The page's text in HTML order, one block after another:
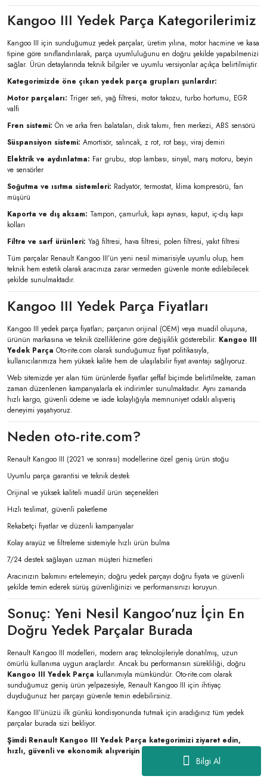
Bilgi Al
Kangoo III Yedek Parça Kategorilerimiz
Kangoo III için sunduğumuz yedek parçalar, üretim yılına, motor hacmine ve kasa
tipine göre sınıflandırılarak, parça uyumluluğunu en doğru şekilde yapabilmenizi
sağlar. Ürün detaylarında teknik bilgiler ve uyumlu versiyonlar açıkça belirtilmiştir.
Kategorimizde öne çıkan yedek parça grupları şunlardır:
Motor parçaları: Triger seti, yağ filtresi, motor takozu, turbo hortumu, EGR
valfi
Fren sistemi: Ön ve arka fren balataları, disk takımı, fren merkezi, ABS sensörü
Süspansiyon sistemi: Amortisör, salıncak, z rot, rot başı, viraj demiri
Elektrik ve aydınlatma: Far grubu, stop lambası, sinyal, marş motoru, beyin
ve sensörler
Soğutma ve ısıtma sistemleri: Radyatör, termostat, klima kompresörü, fan
müşürü
Kaporta ve dış aksam: Tampon, çamurluk, kapı aynası, kaput, iç-dış kapı
kolları
Filtre ve sarf ürünleri: Yağ filtresi, hava filtresi, polen filtresi, yakıt filtresi
Tüm parçalar Renault Kangoo III’ün yeni nesil mimarisiyle uyumlu olup, hem
teknik hem estetik olarak aracınıza zarar vermeden güvenle monte edilebilecek
şekilde sunulmaktadır.
Kangoo III Yedek Parça Fiyatları
Kangoo III yedek parça fiyatları; parçanın orijinal (OEM) veya muadil oluşuna,
ürünün markasına ve teknik özelliklerine göre değişiklik gösterebilir. Kangoo III
Yedek Parça Oto-rite.com olarak sunduğumuz fiyat politikasıyla,
kullanıcılarımıza hem yüksek kalite hem de ulaşılabilir fiyat avantajı sağlıyoruz.
Web sitemizde yer alan tüm ürünlerde fiyatlar şeffaf biçimde belirtilmekte, zaman
zaman düzenlenen kampanyalarla ek indirimler sunulmaktadır. Aynı zamanda
hızlı kargo, güvenli ödeme ve iade kolaylığıyla memnuniyet odaklı alışveriş
deneyimi yaşatıyoruz.
Neden oto-rite.com?
Renault Kangoo III (2021 ve sonrası) modellerine özel geniş ürün stoğu
Uyumlu parça garantisi ve teknik destek
Orijinal ve yüksek kaliteli muadil ürün seçenekleri
Hızlı teslimat, güvenli paketleme
Rekabetçi fiyatlar ve düzenli kampanyalar
Kolay arayüz ve filtreleme sistemiyle hızlı ürün bulma
7/24 destek sağlayan uzman müşteri hizmetleri
Aracınızın bakımını ertelemeyin; doğru yedek parçayı doğru fiyata ve güvenli
şekilde temin ederek sürüş güvenliğinizi ve performansınızı koruyun.
Sonuç: Yeni Nesil Kangoo’nuz İçin En
Doğru Yedek Parçalar Burada
Renault Kangoo III modelleri, modern araç teknolojileriyle donatılmış, uzun
ömürlü kullanıma uygun araçlardır. Ancak bu performansın sürekliliği, doğru
Kangoo III Yedek Parça kullanımıyla mümkündür. Oto-rite.com olarak
sunduğumuz geniş ürün yelpazesiyle, Renault Kangoo III için ihtiyaç
duyduğunuz her parçayı güvenle temin edebilirsiniz.
Kangoo III’ünüzü ilk günkü kondisyonunda tutmak için aradığınız tüm yedek
parçalar burada sizi bekliyor.
Şimdi Renault Kangoo III Yedek Parça kategorimizi ziyaret edin,
hızlı, güvenli ve ekonomik alışverişin keyfini çıkarın.